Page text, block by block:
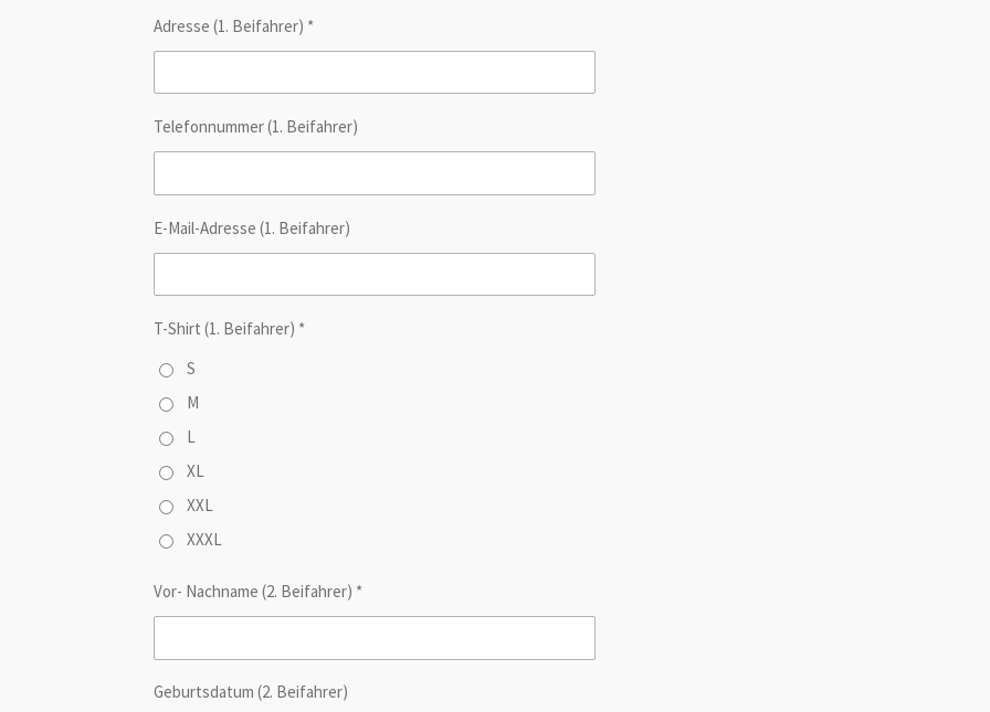
Adresse (1. Beifahrer) *
Telefonnummer (1. Beifahrer)
E-Mail-Adresse (1. Beifahrer)
T-Shirt (1. Beifahrer) *
S
M
L
XL
XXL
XXXL
Vor- Nachname (2. Beifahrer) *
Geburtsdatum (2. Beifahrer)